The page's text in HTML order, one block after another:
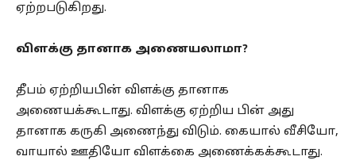
ஏற்றபடுகிறது.
விளக்கு தானாக அணையலாமா?
தீபம் ஏற்றியபின் விளக்கு தானாக
அணையக்கூடாது. விளக்கு ஏற்றிய பின் அது
தானாக கருகி அணைந்து விடும். கையால் வீசியோ,
வாயால் ஊதியோ விளக்கை அணைக்கக்கூடாது.